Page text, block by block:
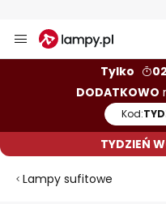
50-
Przejdź
do
Tylko
DODATKOWO
Kod:
TYDZIEŃ
Lampy sufitowe